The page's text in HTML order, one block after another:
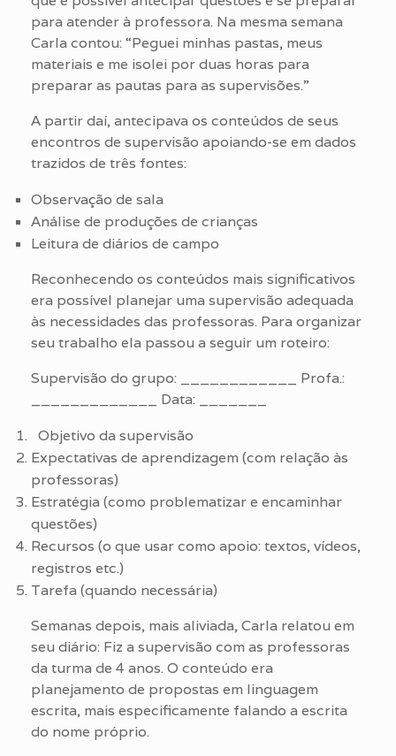
para atender à professora. Na mesma semana
Carla contou: “Peguei minhas pastas, meus
materiais e me isolei por duas horas para
preparar as pautas para as supervisões.”
A partir daí, antecipava os conteúdos de seus
encontros de supervisão apoiando-se em dados
trazidos de três fontes:
Observação de sala
Análise de produções de crianças
Leitura de diários de campo
Reconhecendo os conteúdos mais significativos
era possível planejar uma supervisão adequada
às necessidades das professoras. Para organizar
seu trabalho ela passou a seguir um roteiro:
Supervisão do grupo: ____________ Profa.:
_____________ Data: _______
Objetivo da supervisão
Expectativas de aprendizagem (com relação às
professoras)
Estratégia (como problematizar e encaminhar
questões)
Recursos (o que usar como apoio: textos, vídeos,
registros etc.)
Tarefa (quando necessária)
Semanas depois, mais aliviada, Carla relatou em
seu diário: Fiz a supervisão com as professoras
da turma de 4 anos. O conteúdo era
planejamento de propostas em linguagem
escrita, mais especificamente falando a escrita
do nome próprio.